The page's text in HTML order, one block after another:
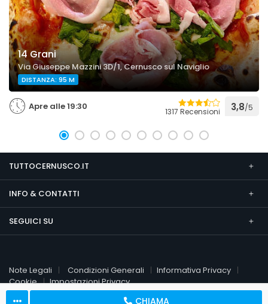
CHIAMA
14 Grani
Via Giuseppe Mazzini 3D/1, Cernusco sul Naviglio
DISTANZA: 95 M
Apre alle 19:30 1317 Recensioni 3,8/5
TUTTOCERNUSCO.IT
INFO & CONTATTI
SEGUICI SU
Note Legali Condizioni Generali
Informativa Privacy
Cookie
Impostazioni Privacy